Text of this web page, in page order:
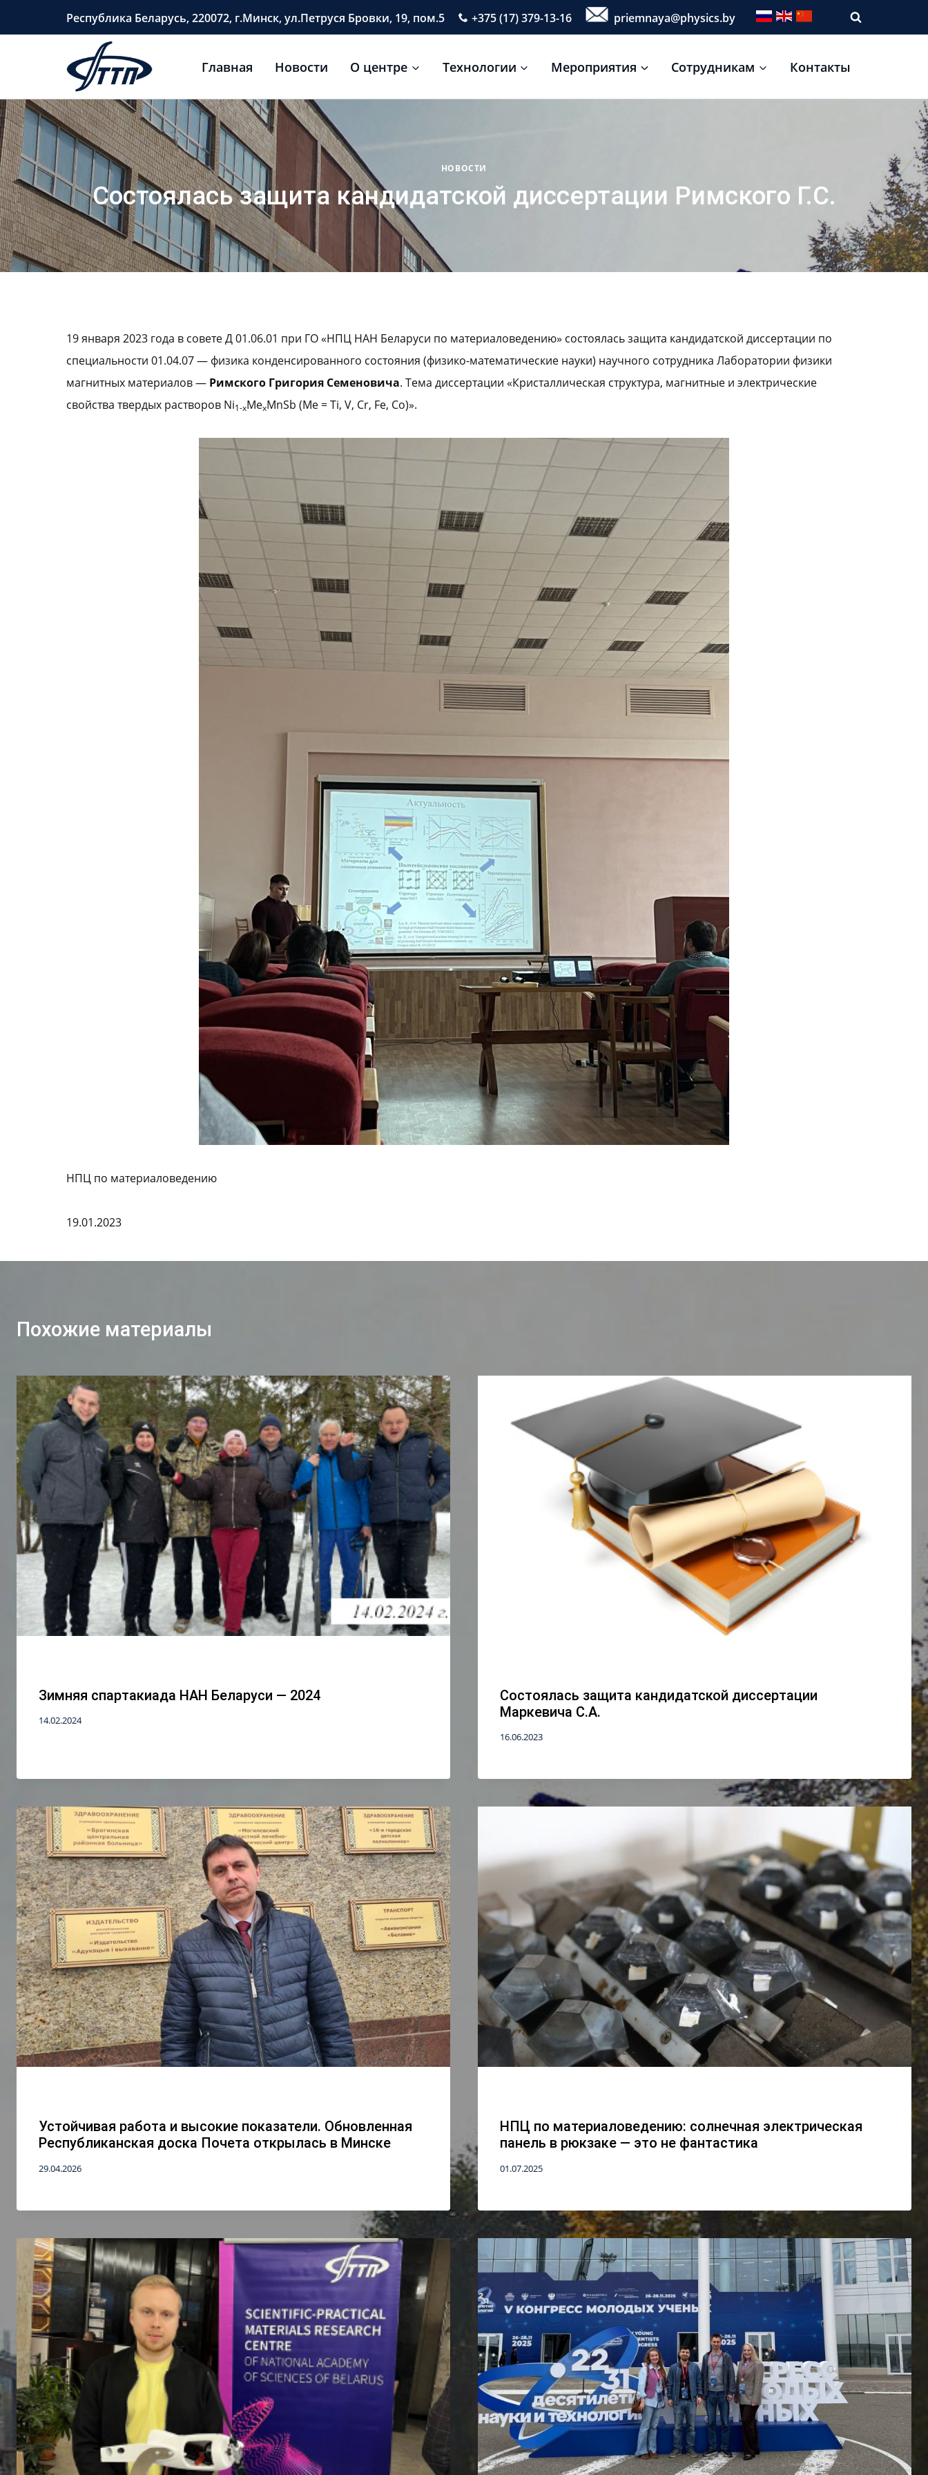
к
Республика Беларусь, 220072, г.Минск, ул.Петруся Бровки, 19, пом.5 +375 (17) 379-13-16 priemnaya@physics.by
Главная Новости О центре Технологии Мероприятия Сотрудникам Контакты
НОВОСТИ
Состоялась защита кандидатской диссертации Римского Г.С.
19 января 2023 года в совете Д 01.06.01 при ГО «НПЦ НАН Беларуси по материаловедению» состоялась защита кандидатской диссертации по
специальности 01.04.07 — физика конденсированного состояния (физико-математические науки) научного сотрудника Лаборатории физики
магнитных материалов — Римского Григория Семеновича. Тема диссертации «Кристаллическая структура, магнитные и электрические
свойства твердых растворов Ni1-xMexMnSb (Me = Ti, V, Cr, Fe, Co)».
НПЦ по материаловедению
19.01.2023
Похожие материалы
Зимняя спартакиада НАН Беларуси — 2024
14.02.2024
Состоялась защита кандидатской диссертации
Маркевича С.А.
16.06.2023
Устойчивая работа и высокие показатели. Обновленная
Республиканская доска Почета открылась в Минске
29.04.2026
НПЦ по материаловедению: солнечная электрическая
панель в рюкзаке — это не фантастика
01.07.2025